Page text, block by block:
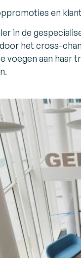
Inventory (VMI)
Bouw een lean,
supply chain
experts
en
in de
het cross-
voegen aan haar